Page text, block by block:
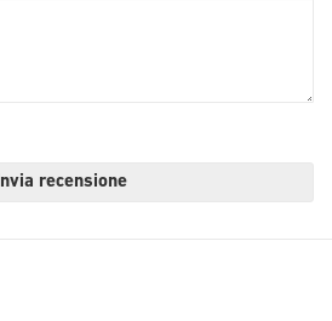
Invia recensione